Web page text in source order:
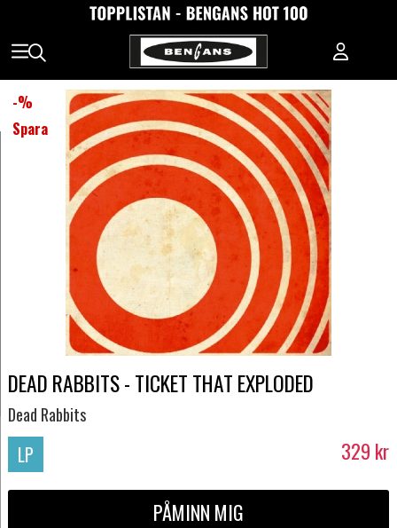
-%
Spara
DEAD RABBITS - TICKET THAT EXPLODED
Dead Rabbits
LP 329 kr
PÅMINN MIG